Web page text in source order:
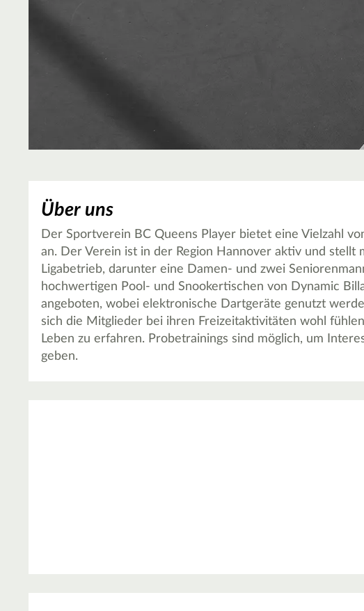
Über uns
Der Sportverein BC Queens Player bietet eine Vielzahl
an. Der Verein ist in der Region Hannover aktiv und stellt
Ligabetrieb, darunter eine Damen- und zwei
hochwertigen Pool- und Snookertischen von Dynamic
angeboten, wobei elektronische Dartgeräte genutzt
sich die Mitglieder bei ihren Freizeitaktivitäten wohl
Leben zu erfahren. Probetrainings sind möglich, um
geben.